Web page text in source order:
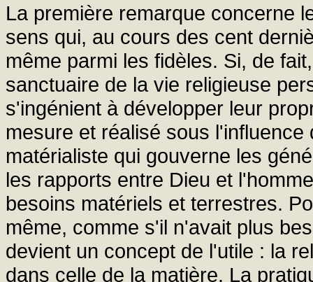
La première remarque concerne
sens qui, au cours des cent
même parmi les fidèles. Si, de
sanctuaire de la vie religieuse
s'ingénient à développer leur
mesure et réalisé sous
matérialiste qui gouverne les
les rapports entre Dieu et
besoins matériels et terrestres.
même, comme s'il n'avait plus
devient un concept de l'utile : la
dans celle de la matière. La